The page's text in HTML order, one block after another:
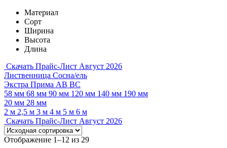
Материал
Сорт
Ширина
Высота
Длина
Скачать Прайс-Лист Август 2026
Лиственница Сосна/ель
Экстра Прима АВ ВС
58 мм 68 мм 90 мм 120 мм 140 мм 190 мм
20 мм 28 мм
2 м 2,5 м 3 м 4 м 5 м 6 м
Скачать Прайс-Лист Август 2026
Отображение 1–12 из 29